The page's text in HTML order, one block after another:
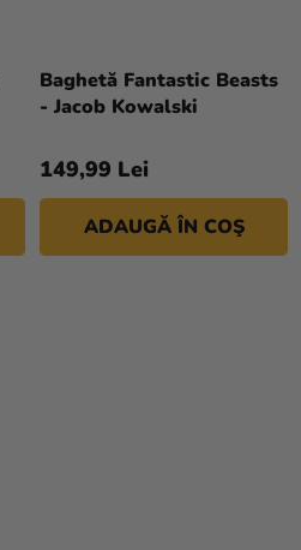
Baghetă Fantastic Beasts
- Jacob Kowalski
149,99 Lei
ADAUGĂ ÎN COŞ